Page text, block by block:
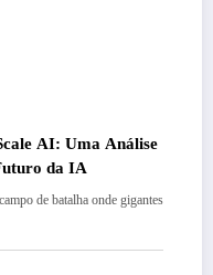
AI: Uma Análise
da IA
de batalha onde gigantes